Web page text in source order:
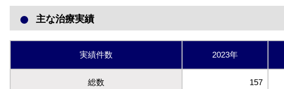
主な治療実績
実績件数 2023年
総数 157